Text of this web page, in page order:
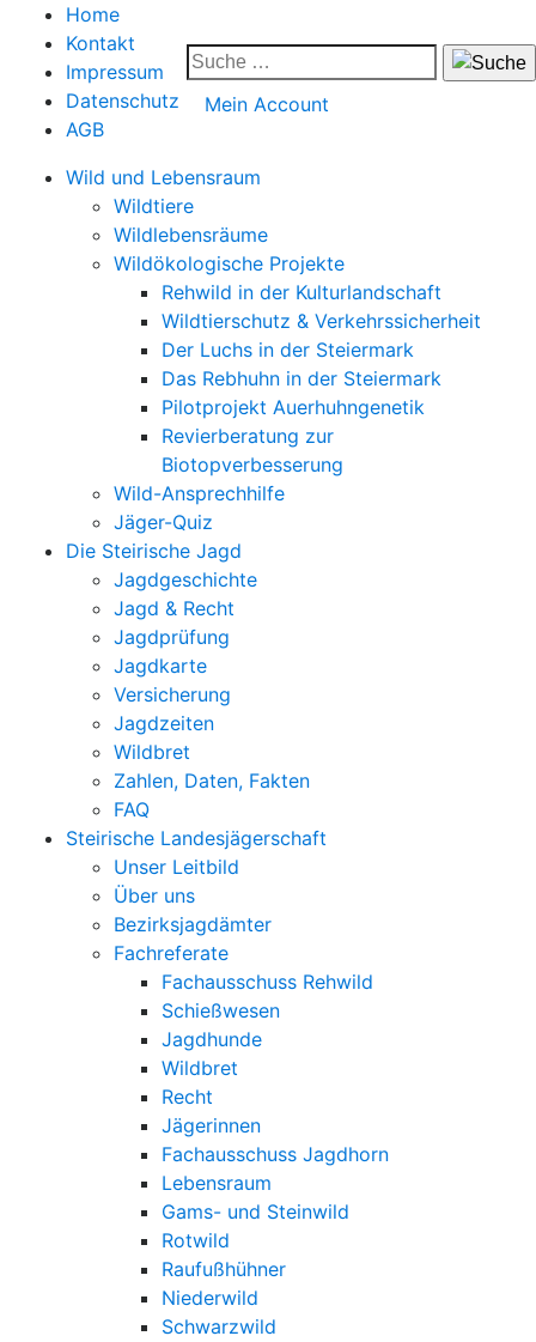
Home
Kontakt
Impressum
Datenschutz
AGB
Mein Account
Wild und Lebensraum
Wildtiere
Wildlebensräume
Wildökologische Projekte
Rehwild in der Kulturlandschaft
Wildtierschutz & Verkehrssicherheit
Der Luchs in der Steiermark
Das Rebhuhn in der Steiermark
Pilotprojekt Auerhuhngenetik
Revierberatung zur
Biotopverbesserung
Wild-Ansprechhilfe
Jäger-Quiz
Die Steirische Jagd
Jagdgeschichte
Jagd & Recht
Jagdprüfung
Jagdkarte
Versicherung
Jagdzeiten
Wildbret
Zahlen, Daten, Fakten
FAQ
Steirische Landesjägerschaft
Unser Leitbild
Über uns
Bezirksjagdämter
Fachreferate
Fachausschuss Rehwild
Schießwesen
Jagdhunde
Wildbret
Recht
Jägerinnen
Fachausschuss Jagdhorn
Lebensraum
Gams- und Steinwild
Rotwild
Raufußhühner
Niederwild
Schwarzwild